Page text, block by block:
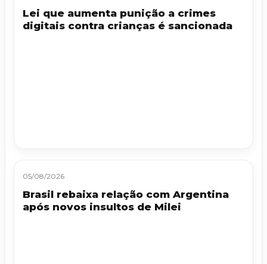
Lei que aumenta punição a crimes
digitais contra crianças é sancionada
05/08/2026
Brasil rebaixa relação com Argentina
após novos insultos de Milei